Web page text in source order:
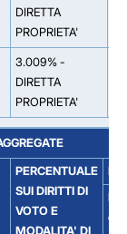
DIRETTA
PROPRIETA'
3.009% -
DIRETTA
PROPRIETA'
PERCENTUALE
SUI DIRITTI DI
VOTO E
MODALITA' DI
di